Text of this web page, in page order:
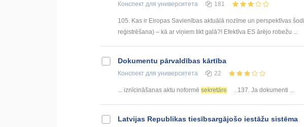
Конспект для университета 181
105. Kas ir Eiropas Savienības aktuālā nozīme un perspektīvas
reģistrēšana) – kā ar viņiem tikt galā?! Efektīva ES ārējo robežu ...
Dokumentu pārvaldības kārtība
Конспект для университета 22
... iznīcināšanas aktu noformē sekretāre . 137. Ja dokumenti ...
Latvijas Republikas tiesībsargājošo iestāžu sistēma